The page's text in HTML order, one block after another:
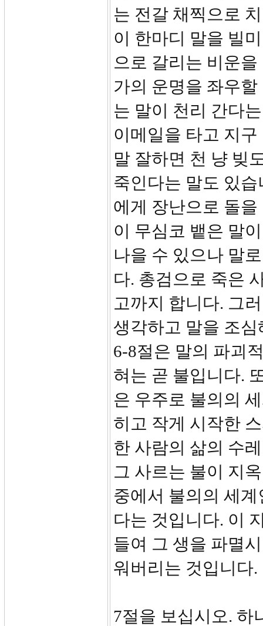
는 전갈 채찍으로
이 한마디 말을 빌
으로 갈리는 비운
가의 운명을 좌우
는 말이 천리 간다
이메일을 타고 지
말 잘하면 천 냥 빚
죽인다는 말도 있
에게 장난으로 돌
이 무심코 뱉은 말
나을 수 있으나 말
다. 총검으로 죽은
고까지 합니다. 그
생각하고 말을 조
6-8절은 말의 파괴
혀는 곧 불입니다.
은 우주로 불의의
히고 작게 시작한
한 사람의 삶의 수
그 사르는 불이 지
중에서 불의의 세
다는 것입니다. 이
들여 그 생을 파멸
워버리는 것입니다.
7절을 보십시오. 하